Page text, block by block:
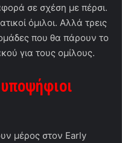
σε σχέση με πέρσι.
όμιλοι. Αλλά τρεις
που θα πάρουν το
για τους ομίλους.
μέρος στον Early